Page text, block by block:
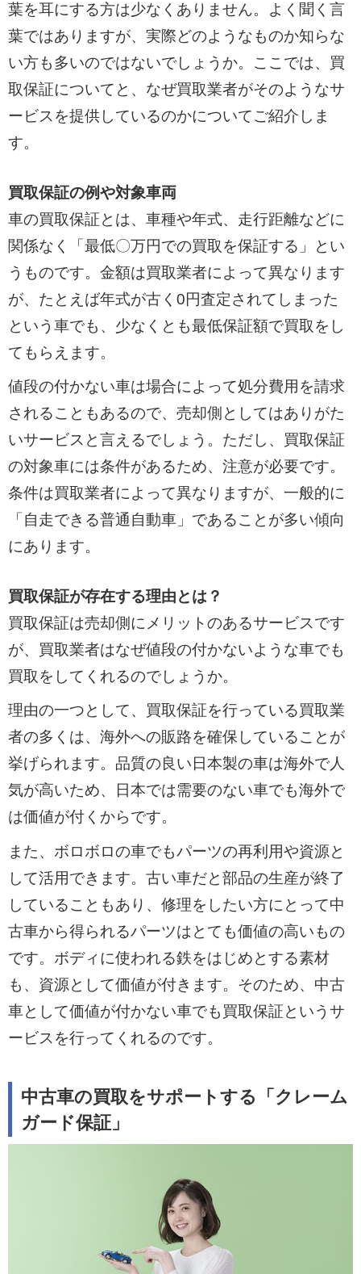
葉を耳にする方は少なくありません。よく聞く言
葉ではありますが、実際どのようなものか知らな
い方も多いのではないでしょうか。ここでは、買
取保証についてと、なぜ買取業者がそのようなサ
ービスを提供しているのかについてご紹介しま
す。
買取保証の例や対象車両
車の買取保証とは、車種や年式、走行距離などに
関係なく「最低〇万円での買取を保証する」とい
うものです。金額は買取業者によって異なります
が、たとえば年式が古く0円査定されてしまった
という車でも、少なくとも最低保証額で買取をし
てもらえます。
値段の付かない車は場合によって処分費用を請求
されることもあるので、売却側としてはありがた
いサービスと言えるでしょう。ただし、買取保証
の対象車には条件があるため、注意が必要です。
条件は買取業者によって異なりますが、一般的に
「自走できる普通自動車」であることが多い傾向
にあります。
買取保証が存在する理由とは？
買取保証は売却側にメリットのあるサービスです
が、買取業者はなぜ値段の付かないような車でも
買取をしてくれるのでしょうか。
理由の一つとして、買取保証を行っている買取業
者の多くは、海外への販路を確保していることが
挙げられます。品質の良い日本製の車は海外で人
気が高いため、日本では需要のない車でも海外で
は価値が付くからです。
また、ボロボロの車でもパーツの再利用や資源と
して活用できます。古い車だと部品の生産が終了
していることもあり、修理をしたい方にとって中
古車から得られるパーツはとても価値の高いもの
です。ボディに使われる鉄をはじめとする素材
も、資源として価値が付きます。そのため、中古
車として価値が付かない車でも買取保証というサ
ービスを行ってくれるのです。
中古車の買取をサポートする「クレーム
ガード保証」